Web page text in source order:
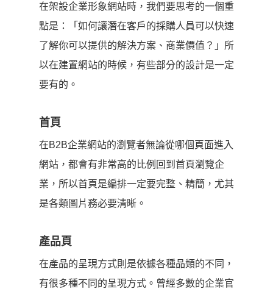
在架設企業形象網站時，我們要思考的一個重
點是：「如何讓潛在客戶的採購人員可以快速
了解你可以提供的解決方案、商業價值？」所
以在建置網站的時候，有些部分的設計是一定
要有的。
首頁
在B2B企業網站的瀏覽者無論從哪個頁面進入
網站，都會有非常高的比例回到首頁瀏覽企
業，所以首頁是編排一定要完整、精簡，尤其
是各類圖片務必要清晰。
產品頁
在產品的呈現方式則是依據各種品類的不同，
有很多種不同的呈現方式。曾經多數的企業官